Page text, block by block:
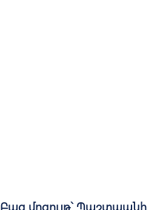
Բաց մրցույթ` Պաշտպանի